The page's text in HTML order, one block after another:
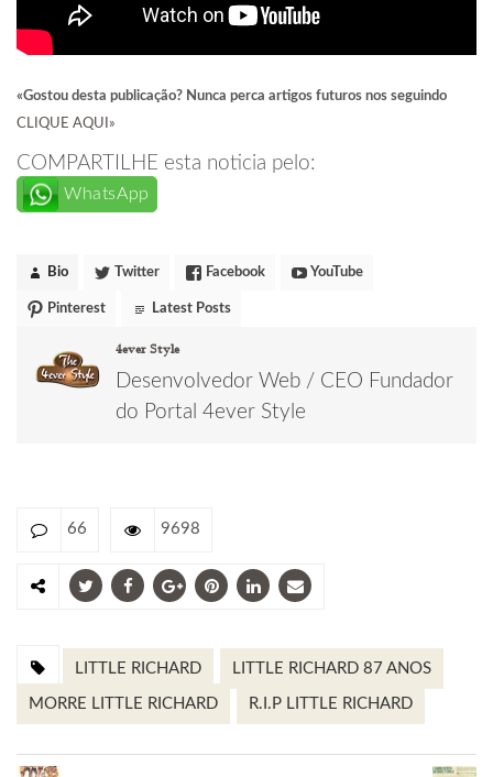
«Gostou desta publicação? Nunca perca artigos futuros nos seguindo
CLIQUE AQUI »
COMPARTILHE esta noticia pelo:
WhatsApp
Bio Twitter Facebook YouTube
Pinterest Latest Posts
4ever Style
Desenvolvedor Web / CEO Fundador
do Portal 4ever Style
66 9698
LITTLE RICHARD LITTLE RICHARD 87 ANOS
MORRE LITTLE RICHARD R.I.P LITTLE RICHARD